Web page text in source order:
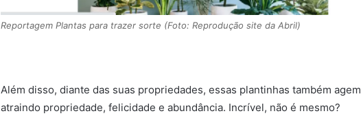
Reportagem Plantas para trazer sorte (Foto: Reprodução site da Abril)
Além disso, diante das suas propriedades, essas plantinhas também agem
atraindo propriedade, felicidade e abundância. Incrível, não é mesmo?